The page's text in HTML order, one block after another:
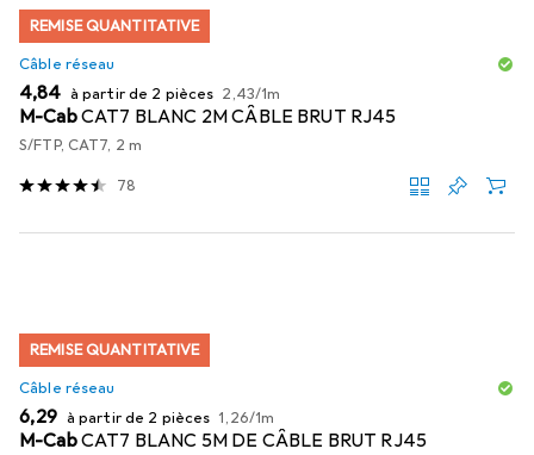
REMISE QUANTITATIVE
Câble réseau
EUR
4,84 à partir de 2 pièces EUR
2,43/1m
M-CabCAT7 BLANC 2M CÂBLE BRUT RJ45
S/FTP, CAT7, 2 m
78
REMISE QUANTITATIVE
Câble réseau
EUR
6,29 à partir de 2 pièces EUR
1,26/1m
M-CabCAT7 BLANC 5M DE CÂBLE BRUT RJ45